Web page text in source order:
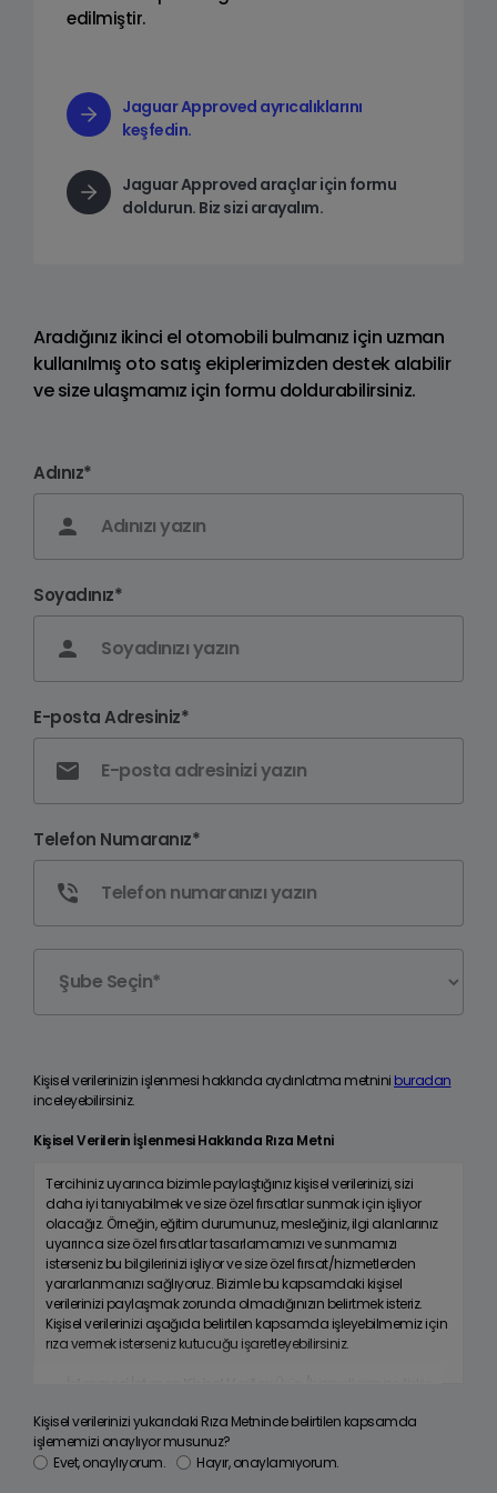
edilmiştir.
Jaguar Approved ayrıcalıklarını
keşfedin.
Jaguar Approved araçlar için formu
doldurun. Biz sizi arayalım.
Aradığınız ikinci el otomobili bulmanız için uzman
kullanılmış oto satış ekiplerimizden destek alabilir
ve size ulaşmamız için formu doldurabilirsiniz.
Adınız*
Soyadınız*
E-posta Adresiniz*
Telefon Numaranız*
Kişisel verilerinizin işlenmesi hakkında aydınlatma metnini buradan
inceleyebilirsiniz.
Kişisel Verilerin İşlenmesi Hakkında Rıza Metni
Tercihiniz uyarınca bizimle paylaştığınız kişisel verilerinizi, sizi
daha iyi tanıyabilmek ve size özel fırsatlar sunmak için işliyor
olacağız. Örneğin, eğitim durumunuz, mesleğiniz, ilgi alanlarınız
uyarınca size özel fırsatlar tasarlamamızı ve sunmamızı
isterseniz bu bilgilerinizi işliyor ve size özel fırsat/hizmetlerden
yararlanmanızı sağlıyoruz. Bizimle bu kapsamdaki kişisel
verilerinizi paylaşmak zorunda olmadığınızın belirtmek isteriz.
Kişisel verilerinizi aşağıda belirtilen kapsamda işleyebilmemiz için
rıza vermek isterseniz kutucuğu işaretleyebilirsiniz.
sizinle olan ilişkimiz kapsamında sağladığınız müşteri işlem
bilgileriniz; satın alınan ürün, hizmet süreçlerinde veya anket ve
kampanyalarımızda sağladığınız pazarlama bilgileriniz;
Kişisel verilerinizi yukarıdaki Rıza Metninde belirtilen kapsamda
işlememizi onaylıyor musunuz?
Evet, onaylıyorum.
Hayır, onaylamıyorum.